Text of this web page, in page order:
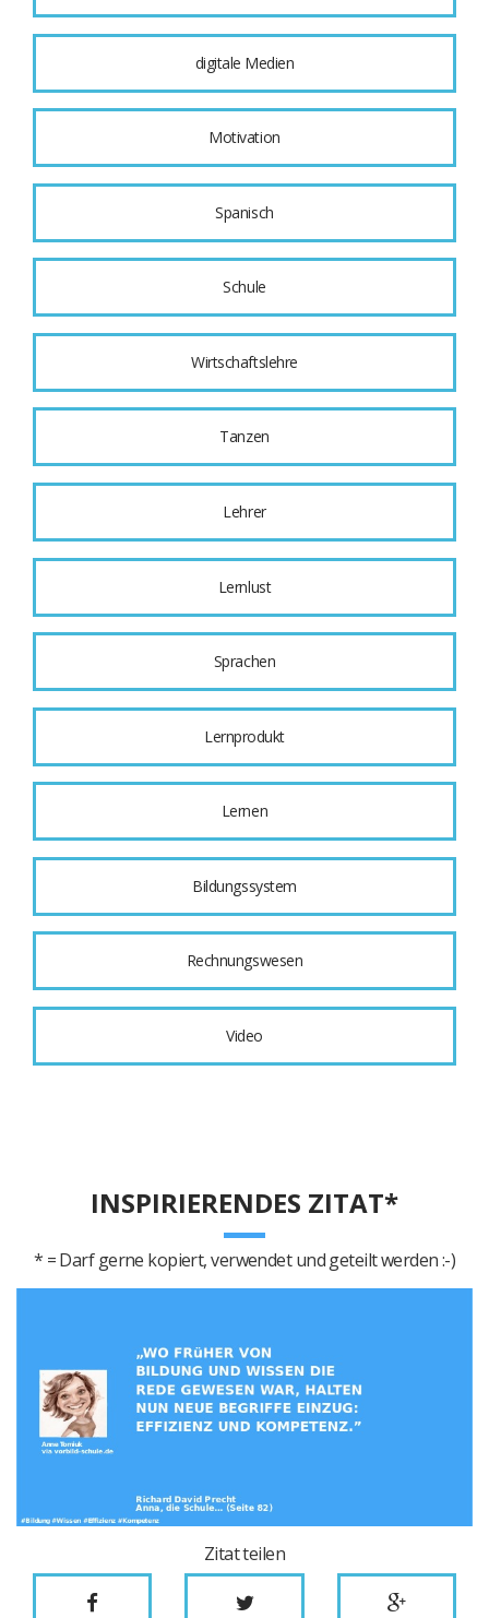
digitale Medien
Motivation
Spanisch
Schule
Wirtschaftslehre
Tanzen
Lehrer
Lernlust
Sprachen
Lernprodukt
Lernen
Bildungssystem
Rechnungswesen
Video
INSPIRIERENDES ZITAT*
* = Darf gerne kopiert, verwendet und geteilt werden :-)
Zitat teilen